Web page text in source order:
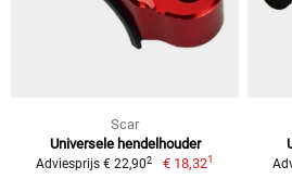
Scar
Universele hendelhouder
Adviesprijs € 22,902 € 18,321